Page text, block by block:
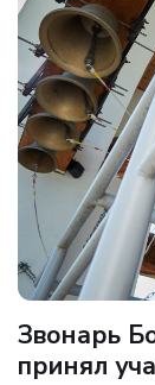
Звонарь
принял